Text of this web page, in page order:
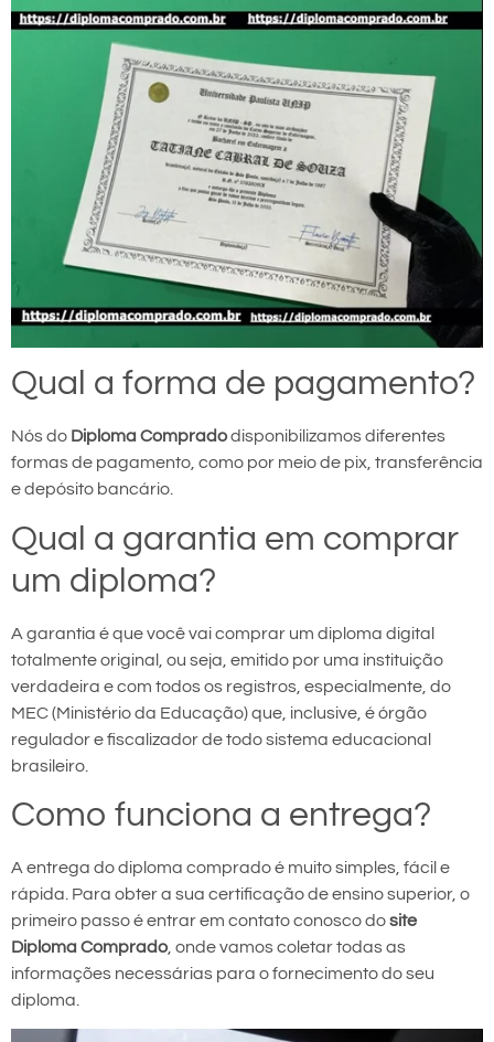
Qual a forma de pagamento?
Nós do Diploma Compradodisponibilizamos diferentes
formas de pagamento, como por meio de pix, transferência
e depósito bancário.
Qual a garantia em comprar
um diploma?
A garantia é que você vai comprar um diploma digital
totalmente original, ou seja, emitido por uma instituição
verdadeira e com todos os registros, especialmente, do
MEC (Ministério da Educação) que, inclusive, é órgão
regulador e fiscalizador de todo sistema educacional
brasileiro.
Como funciona a entrega?
A entrega do diploma comprado é muito simples, fácil e
rápida. Para obter a sua certificação de ensino superior, o
primeiro passo é entrar em contato conosco dosite
Diploma Comprado , onde vamos coletar todas as
informações necessárias para o fornecimento do seu
diploma.